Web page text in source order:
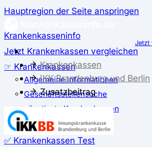
Hauptregion der Seite anspringen
Krankenkasseninfo
Jetzt Krankenkassen vergleichen
☞ Krankenkassen
Allgemeine Informationen
Geschäftsstellensuche
günstigste Krankenkassen
Zusatzbeitrag
✅ Krankenkassen Test
Jetzt
Krankenkassen
IKK Brandenburg und Berlin
Zusatzbeitrag